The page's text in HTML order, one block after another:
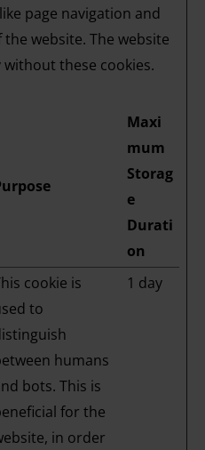
page navigation and
website. The website
these cookies.
Maxi
mum
Storag
e
Durati
on
cookie is
to
humans
bots. This is
for the
in order
1 day